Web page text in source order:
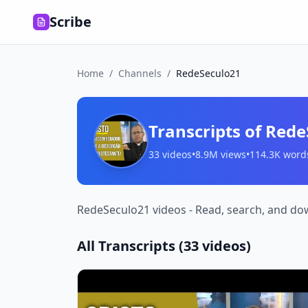
Scribe
Home / Channels / RedeSeculo21
Transcripts of
33 videos•8.9M views•114.3K
RedeSeculo21 videos - Read, search, and
All Transcripts (33videos)